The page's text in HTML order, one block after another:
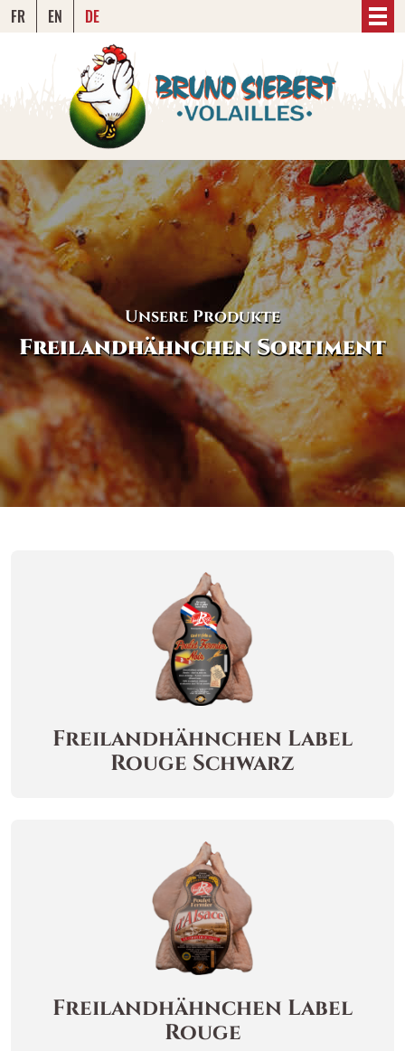
FR EN DE
Unsere Produkte
Freilandhähnchen Sortiment
Freilandhähnchen Label
Rouge Schwarz
Freilandhähnchen Label
Rouge